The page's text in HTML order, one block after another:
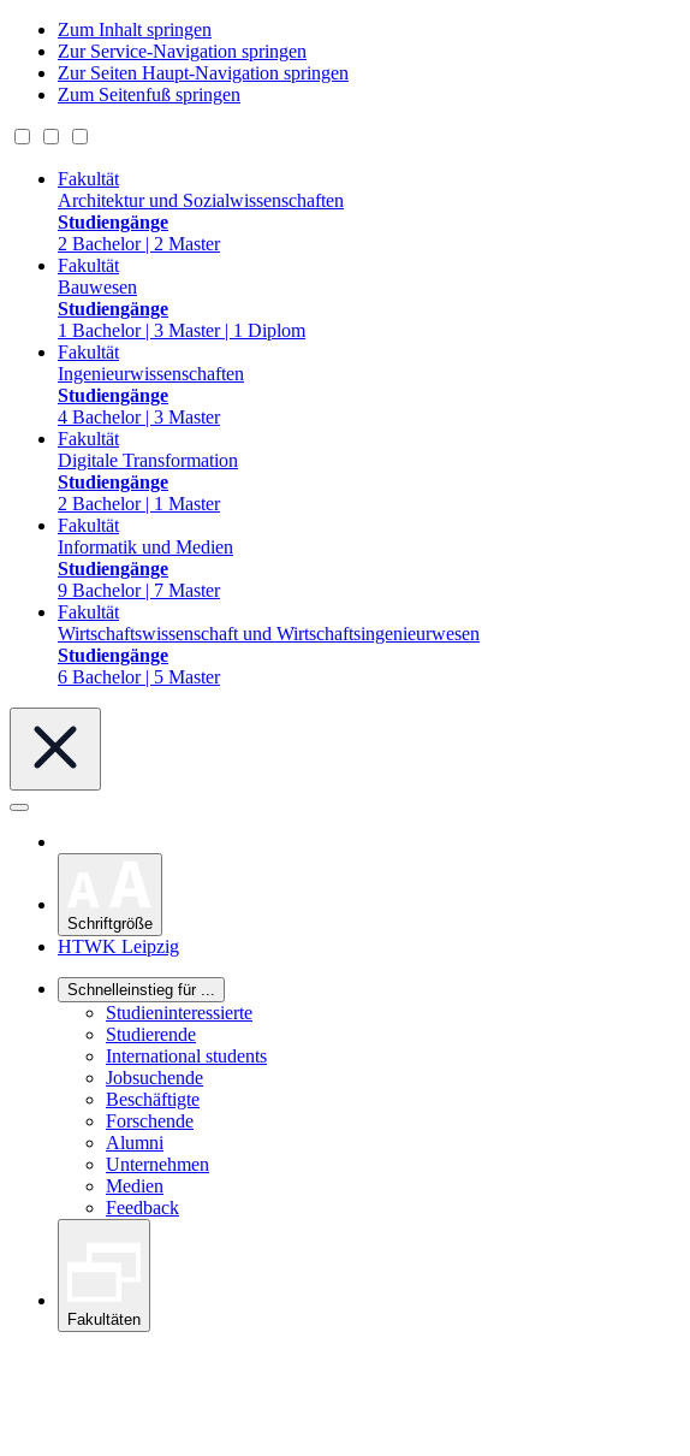
Zum Inhalt springen
Zur Service-Navigation springen
Zur Seiten Haupt-Navigation springen
Zum Seitenfuß springen
Fakultät
Architektur und Sozialwissenschaften
Studiengänge
2 Bachelor | 2 Master
Fakultät
Bauwesen
Studiengänge
1 Bachelor | 3 Master | 1 Diplom
Fakultät
Ingenieurwissenschaften
Studiengänge
4 Bachelor | 3 Master
Fakultät
Digitale Transformation
Studiengänge
2 Bachelor | 1 Master
Fakultät
Informatik und Medien
Studiengänge
9 Bachelor | 7 Master
Fakultät
Wirtschaftswissenschaft und Wirtschaftsingenieurwesen
Studiengänge
6 Bachelor | 5 Master
Schriftgröße
HTWK Leipzig
Schnelleinstieg für ...
Studieninteressierte
Studierende
International students
Jobsuchende
Beschäftigte
Forschende
Alumni
Unternehmen
Medien
Feedback
Fakultäten